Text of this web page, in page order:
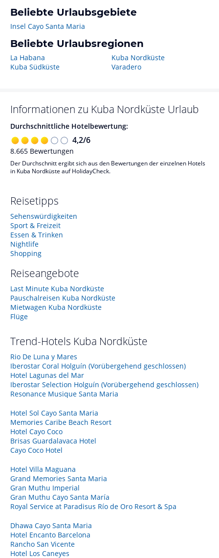
Beliebte Urlaubsgebiete
Insel Cayo Santa Maria
Beliebte Urlaubsregionen
La Habana
Kuba Südküste
Kuba Nordküste
Varadero
Informationen zu Kuba Nordküste Urlaub
Durchschnittliche Hotelbewertung:
4,2/6
8.665 Bewertungen
Der Durchschnitt ergibt sich aus den Bewertungen der einzelnen Hotels
in Kuba Nordküste auf HolidayCheck.
Reisetipps
Sehenswürdigkeiten
Sport & Freizeit
Essen & Trinken
Nightlife
Shopping
Reiseangebote
Last Minute Kuba Nordküste
Pauschalreisen Kuba Nordküste
Mietwagen Kuba Nordküste
Flüge
Trend-Hotels Kuba Nordküste
Rio De Luna y Mares
Iberostar Coral Holguín (Vorübergehend geschlossen)
Hotel Lagunas del Mar
Iberostar Selection Holguín (Vorübergehend geschlossen)
Resonance Musique Santa Maria
Hotel Sol Cayo Santa Maria
Memories Caribe Beach Resort
Hotel Cayo Coco
Brisas Guardalavaca Hotel
Cayo Coco Hotel
Hotel Villa Maguana
Grand Memories Santa Maria
Gran Muthu Imperial
Gran Muthu Cayo Santa María
Royal Service at Paradisus Río de Oro Resort & Spa
Dhawa Cayo Santa Maria
Hotel Encanto Barcelona
Rancho San Vicente
Hotel Los Caneyes